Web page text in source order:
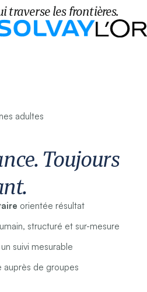
traverse les frontières.
Toujours
orientée résultat
structuré et sur-mesure
suivi mesurable
auprès de groupes